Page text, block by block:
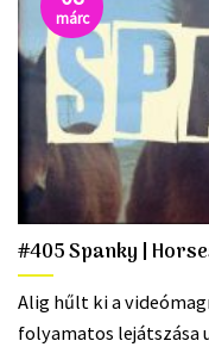
#405 Spanky |
Alig hűlt ki a
folyamatos lejátszása
márc